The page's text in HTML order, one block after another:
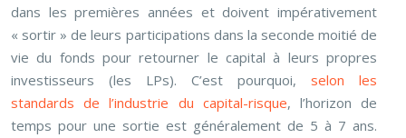
dans les premières années et doivent impérativement
« sortir » de leurs participations dans la seconde moitié de
vie du fonds pour retourner le capital à leurs propres
investisseurs (les LPs). C’est pourquoi, selon les
standards de l’industrie du capital-risque, l’horizon de
temps pour une sortie est généralement de 5 à 7 ans.